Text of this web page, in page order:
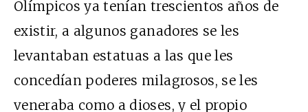
Olímpicos ya tenían trescientos años de
existir, a algunos ganadores se les
levantaban estatuas a las que les
concedían poderes milagrosos, se les
veneraba como a dioses, y el propio